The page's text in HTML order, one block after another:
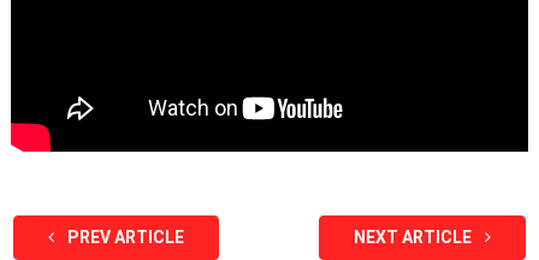
PREV ARTICLE NEXT ARTICLE